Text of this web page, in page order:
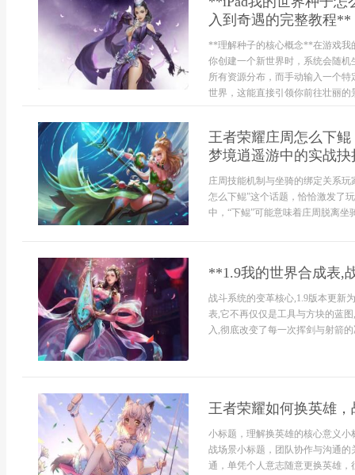
入到奇遇的完整教程**
**理解种子的核心概念**在游戏我
你创建一个新世界时，系统会随
所有资源分布，而手动输入一个
世界，这能直接引领你前往壮丽的
王者荣耀庄周怎么下
梦境逍遥游中的实战抉
庄周技能机制与坐骑的绑定关系
怎么下鲲”这个话题，恰恰激发了
中，“下鲲”可能意味着庄周脱离
**1.9我的世界合成表,
战斗系统的变革核心,1.9版本更新
表,它不再仅仅是工具与方块的蓝
入,彻底改变了每一次挥剑与射箭
王者荣耀如何换英雄
小标题，理解换英雄的核心意义
战场景小标题，团队协作与沟通
通，单凭个人意志随意更换英雄